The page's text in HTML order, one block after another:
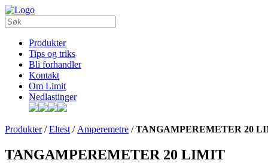
Produkter
Tips og triks
Bli forhandler
Kontakt
Om Limit
Nedlastinger
Produkter/Eltest / Amperemetre /TANGAMPEREMETER 20
TANGAMPEREMETER 20 LIMIT